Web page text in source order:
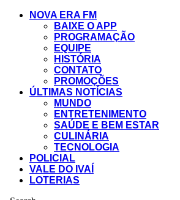
NOVA ERA FM
BAIXE O APP
PROGRAMAÇÃO
EQUIPE
HISTÓRIA
CONTATO
PROMOÇÕES
ÚLTIMAS NOTÍCIAS
MUNDO
ENTRETENIMENTO
SAÚDE E BEM ESTAR
CULINÁRIA
TECNOLOGIA
POLICIAL
VALE DO IVAÍ
LOTERIAS